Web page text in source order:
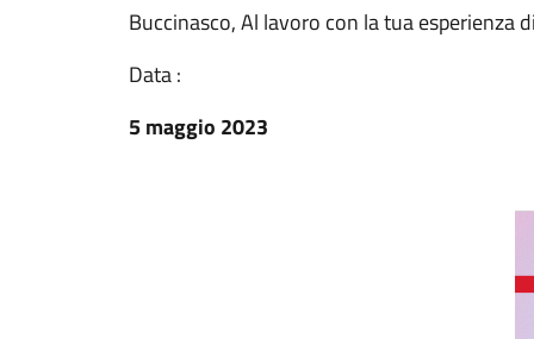
Buccinasco, Al lavoro con la tua esperienza
Data :
5 maggio 2023